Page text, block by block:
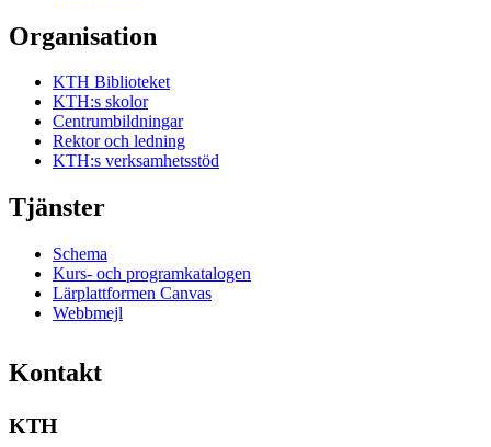
Organisation
KTH Biblioteket
KTH:s skolor
Centrumbildningar
Rektor och ledning
KTH:s verksamhetsstöd
Tjänster
Schema
Kurs- och programkatalogen
Lärplattformen Canvas
Webbmejl
Kontakt
KTH